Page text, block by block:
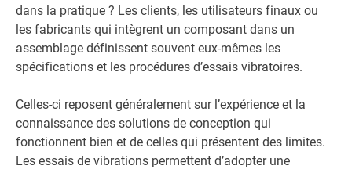
dans la pratique ? Les clients, les utilisateurs finaux ou
les fabricants qui intègrent un composant dans un
assemblage définissent souvent eux-mêmes les
spécifications et les procédures d’essais vibratoires.
Celles-ci reposent généralement sur l’expérience et la
connaissance des solutions de conception qui
fonctionnent bien et de celles qui présentent des limites.
Les essais de vibrations permettent d’adopter une